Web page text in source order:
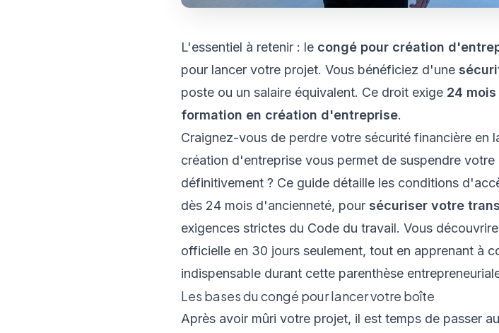
L'essentiel à retenir : le congé pour création
pour lancer votre projet. Vous bénéficiez d'une
poste ou un salaire équivalent. Ce droit exige 24
formation en création d'entreprise.
Craignez-vous de perdre votre sécurité financière en
création d'entreprise vous permet de suspendre
définitivement ? Ce guide détaille les conditions
dès 24 mois d'ancienneté, pour sécuriser votre
exigences strictes du Code du travail. Vous
officielle en 30 jours seulement, tout en apprenant à
indispensable durant cette parenthèse
Les bases du congé pour lancer votre boîte
Après avoir mûri votre projet, il est temps de passer